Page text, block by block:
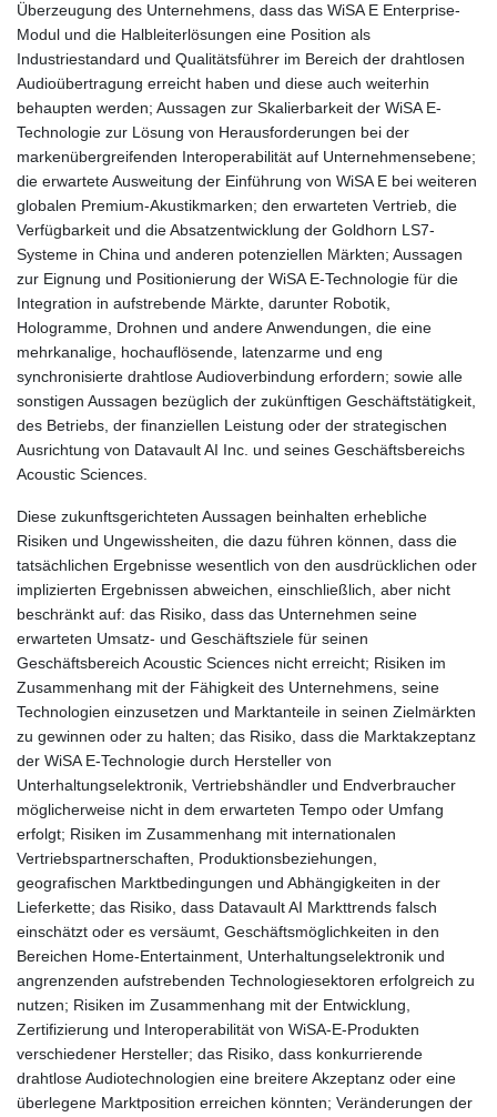
Überzeugung des Unternehmens, dass das WiSA E Enterprise-
Modul und die Halbleiterlösungen eine Position als
Industriestandard und Qualitätsführer im Bereich der drahtlosen
Audioübertragung erreicht haben und diese auch weiterhin
behaupten werden; Aussagen zur Skalierbarkeit der WiSA E-
Technologie zur Lösung von Herausforderungen bei der
markenübergreifenden Interoperabilität auf Unternehmensebene;
die erwartete Ausweitung der Einführung von WiSA E bei weiteren
globalen Premium-Akustikmarken; den erwarteten Vertrieb, die
Verfügbarkeit und die Absatzentwicklung der Goldhorn LS7-
Systeme in China und anderen potenziellen Märkten; Aussagen
zur Eignung und Positionierung der WiSA E-Technologie für die
Integration in aufstrebende Märkte, darunter Robotik,
Hologramme, Drohnen und andere Anwendungen, die eine
mehrkanalige, hochauflösende, latenzarme und eng
synchronisierte drahtlose Audioverbindung erfordern; sowie alle
sonstigen Aussagen bezüglich der zukünftigen Geschäftstätigkeit,
des Betriebs, der finanziellen Leistung oder der strategischen
Ausrichtung von Datavault AI Inc. und seines Geschäftsbereichs
Acoustic Sciences.
Diese zukunftsgerichteten Aussagen beinhalten erhebliche
Risiken und Ungewissheiten, die dazu führen können, dass die
tatsächlichen Ergebnisse wesentlich von den ausdrücklichen oder
implizierten Ergebnissen abweichen, einschließlich, aber nicht
beschränkt auf: das Risiko, dass das Unternehmen seine
erwarteten Umsatz- und Geschäftsziele für seinen
Geschäftsbereich Acoustic Sciences nicht erreicht; Risiken im
Zusammenhang mit der Fähigkeit des Unternehmens, seine
Technologien einzusetzen und Marktanteile in seinen Zielmärkten
zu gewinnen oder zu halten; das Risiko, dass die Marktakzeptanz
der WiSA E-Technologie durch Hersteller von
Unterhaltungselektronik, Vertriebshändler und Endverbraucher
möglicherweise nicht in dem erwarteten Tempo oder Umfang
erfolgt; Risiken im Zusammenhang mit internationalen
Vertriebspartnerschaften, Produktionsbeziehungen,
geografischen Marktbedingungen und Abhängigkeiten in der
Lieferkette; das Risiko, dass Datavault AI Markttrends falsch
einschätzt oder es versäumt, Geschäftsmöglichkeiten in den
Bereichen Home-Entertainment, Unterhaltungselektronik und
angrenzenden aufstrebenden Technologiesektoren erfolgreich zu
nutzen; Risiken im Zusammenhang mit der Entwicklung,
Zertifizierung und Interoperabilität von WiSA-E-Produkten
verschiedener Hersteller; das Risiko, dass konkurrierende
drahtlose Audiotechnologien eine breitere Akzeptanz oder eine
überlegene Marktposition erreichen könnten; Veränderungen der